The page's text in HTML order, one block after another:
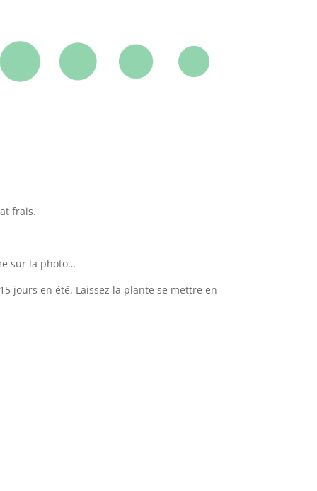
frais.
sur la photo…
jours en été. Laissez la plante se mettre en